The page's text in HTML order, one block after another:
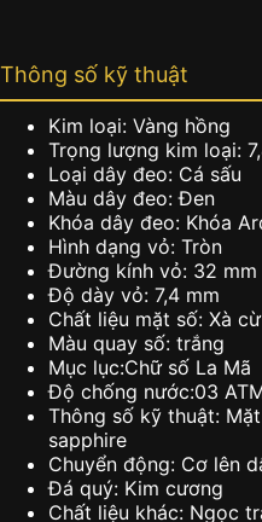
Thông số kỹ thuật
Kim loại: Vàng hồng
Trọng lượng kim loại:
Loại dây đeo: Cá sấu
Màu dây đeo: Đen
Khóa dây đeo: Khóa
Hình dạng vỏ: Tròn
Đường kính vỏ: 32 mm
Độ dày vỏ: 7,4 mm
Chất liệu mặt số: Xà cừ
Màu quay số: trắng
Mục lục:Chữ số La Mã
Độ chống nước:03
Thông số kỹ thuật:
sapphire
Chuyển động: Cơ lên
Đá quý: Kim cương
Chất liệu khác: Ngọc